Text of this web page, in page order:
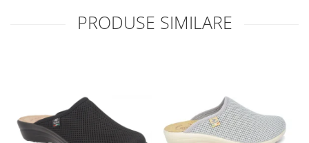
PRODUSE SIMILARE